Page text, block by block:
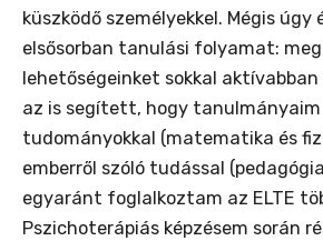
küszködő személyekkel. Mégis úgy
elsősorban tanulási folyamat:
lehetőségeinket sokkal
az is segített, hogy
tudományokkal (matematika és
emberről szóló tudással
egyaránt foglalkoztam az ELTE
Pszichoterápiás képzésem során